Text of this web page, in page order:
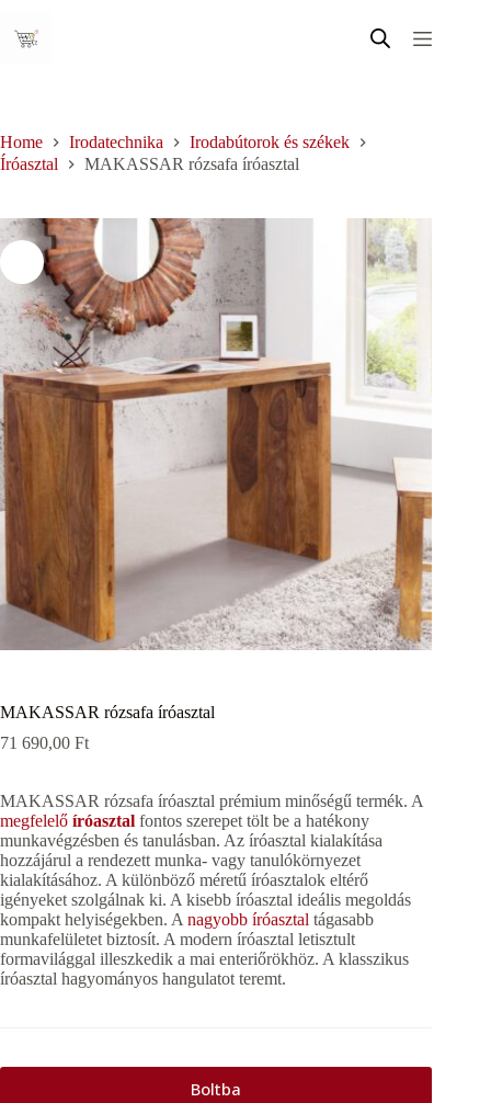
content
Home Irodatechnika
Irodabútorok és székek
Íróasztal
MAKASSAR rózsafa íróasztal
MAKASSAR rózsafa íróasztal
71 690,00 Ft
MAKASSAR rózsafa íróasztal prémium minőségű termék. A
megfelelő íróasztal fontos szerepet tölt be a hatékony
munkavégzésben és tanulásban. Az íróasztal kialakítása
hozzájárul a rendezett munka- vagy tanulókörnyezet
kialakításához. A különböző méretű íróasztalok eltérő
igényeket szolgálnak ki. A kisebb íróasztal ideális megoldás
kompakt helyiségekben. A nagyobb íróasztal tágasabb
munkafelületet biztosít. A modern íróasztal letisztult
formavilággal illeszkedik a mai enteriőrökhöz. A klasszikus
íróasztal hagyományos hangulatot teremt.
Boltba